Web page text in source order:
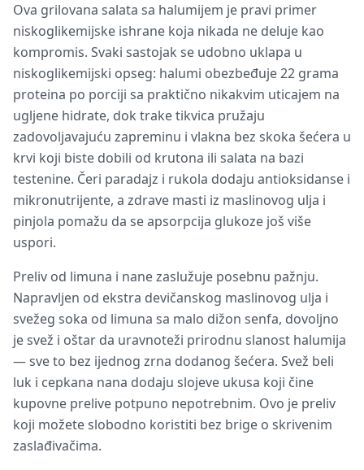
Ova grilovana salata sa halumijem je pravi primer
niskoglikemijske ishrane koja nikada ne deluje kao
kompromis. Svaki sastojak se udobno uklapa u
niskoglikemijski opseg: halumi obezbeđuje 22 grama
proteina po porciji sa praktično nikakvim uticajem na
ugljene hidrate, dok trake tikvica pružaju
zadovoljavajuću zapreminu i vlakna bez skoka šećera u
krvi koji biste dobili od krutona ili salata na bazi
testenine. Čeri paradajz i rukola dodaju antioksidanse i
mikronutrijente, a zdrave masti iz maslinovog ulja i
pinjola pomažu da se apsorpcija glukoze još više
uspori.
Preliv od limuna i nane zaslužuje posebnu pažnju.
Napravljen od ekstra devičanskog maslinovog ulja i
svežeg soka od limuna sa malo dižon senfa, dovoljno
je svež i oštar da uravnoteži prirodnu slanost halumija
— sve to bez ijednog zrna dodanog šećera. Svež beli
luk i cepkana nana dodaju slojeve ukusa koji čine
kupovne prelive potpuno nepotrebnim. Ovo je preliv
koji možete slobodno koristiti bez brige o skrivenim
zaslađivačima.